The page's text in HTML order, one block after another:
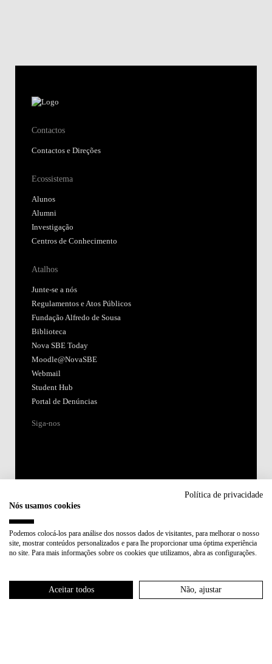
Contactos
Contactos e Direções
Ecossistema
Alunos
Alumni
Investigação
Centros de Conhecimento
Atalhos
Junte-se a nós
Regulamentos e Atos Públicos
Fundação Alfredo de Sousa
Biblioteca
Nova SBE Today
Moodle@NovaSBE
Webmail
Student Hub
Portal de Denúncias
Siga-nos
Membro de:
Política de privacidade
Nós usamos cookies
Podemos colocá-los para análise dos nossos dados de visitantes, para melhorar o nosso
site, mostrar conteúdos personalizados e para lhe proporcionar uma óptima experiência
no site. Para mais informações sobre os cookies que utilizamos, abra as configurações.
Aceitar todos Não, ajustar